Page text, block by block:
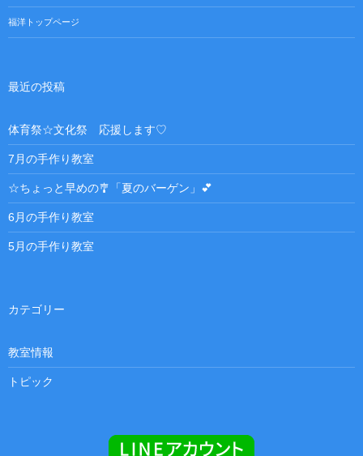
福洋トップページ
最近の投稿
体育祭☆文化祭 応援します♡
7月の手作り教室
☆ちょっと早めの🎐「夏のバーゲン」💕
6月の手作り教室
5月の手作り教室
カテゴリー
教室情報
トピック